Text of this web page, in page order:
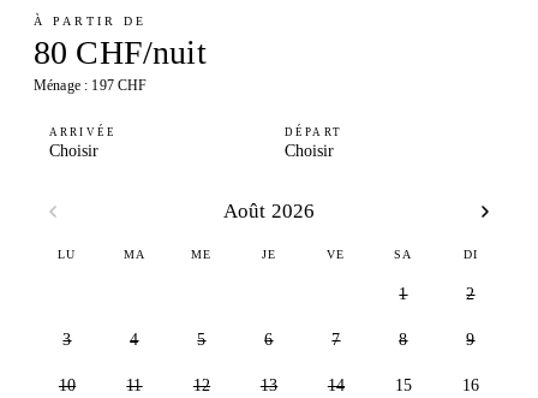
À PARTIR DE
80 CHF/nuit
Ménage : 197 CHF
ARRIVÉE
Choisir
DÉPART
Choisir
Août 2026
LU MA ME JE VE SA DI
1 2
3 4 5 6 7 8 9
10 11 12 13 14 15 16